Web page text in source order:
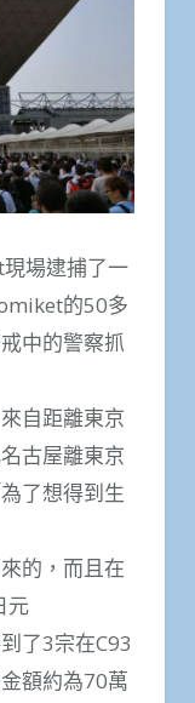
場逮捕了一
的50多
中的警察抓
自距離東京
古屋離東京
了想得到生
的，而且在
元
了3宗在C93
額約為70萬